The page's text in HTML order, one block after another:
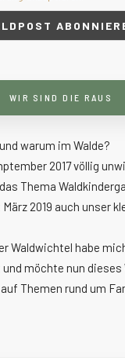
WIR SIND DIE RAUS
warum im Walde?
2017 völlig
Thema
2019 auch unser
Waldwichtel habe
möchte nun dieses
Themen rund um